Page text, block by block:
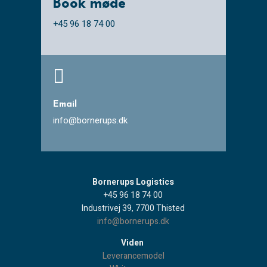
Book møde
+45 96 18 74 00

Email
info@bornerups.dk
Bornerups Logistics
+45 96 18 74 00
Industrivej 39, 7700 Thisted
info@bornerups.dk
Viden
Leverancemodel